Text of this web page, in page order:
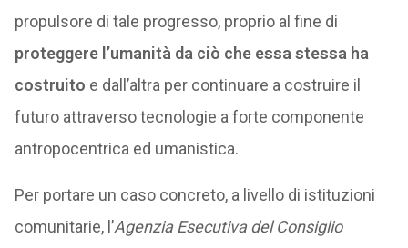
propulsore di tale progresso, proprio al fine di
proteggere l’umanità da ciò che essa stessa ha
costruito e dall’altra per continuare a costruire il
futuro attraverso tecnologie a forte componente
antropocentrica ed umanistica.
Per portare un caso concreto, a livello di istituzioni
comunitarie, l’Agenzia Esecutiva del Consiglio